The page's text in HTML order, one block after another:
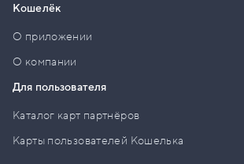
Кошелёк
О приложении
О компании
Для пользователя
Каталог карт партнёров
Карты пользователей Кошелька